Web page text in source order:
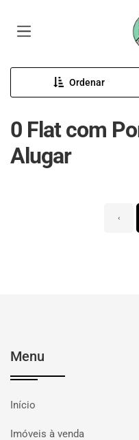
Ordenar
0 Flat com
Alugar
‹
Menu
Início
Imóveis à venda